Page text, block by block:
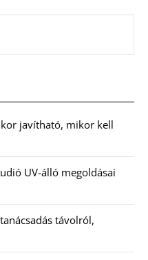
javítható, mikor kell
UV-álló megoldásai
távolról,